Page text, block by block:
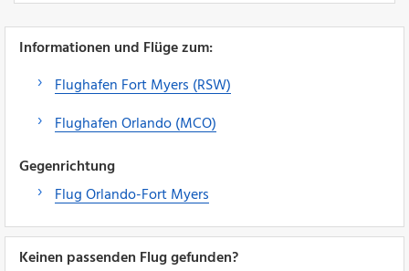
Informationen und Flüge zum:
Flughafen Fort Myers (RSW)
Flughafen Orlando (MCO)
Gegenrichtung
Flug Orlando-Fort Myers
Keinen passenden Flug gefunden?